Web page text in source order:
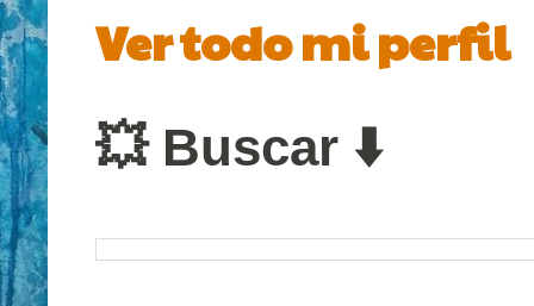
Ver todo mi perfil
💥 Buscar ⬇️